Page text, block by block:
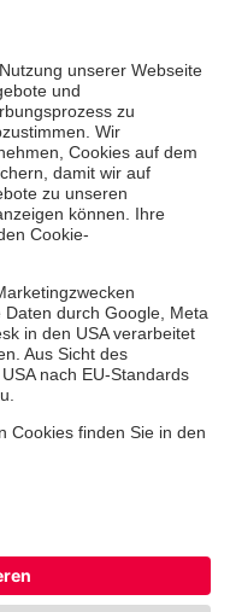
2026
Barrierefreiheit